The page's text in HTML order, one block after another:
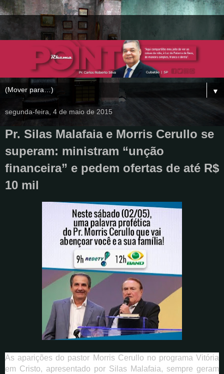
▼
segunda-feira, 4 de maio de 2015
Pr. Silas Malafaia e Morris Cerullo se
superam: ministram “unção
financeira” e pedem ofertas de até R$
10 mil
As aparições do pastor Morris Cerullo no programa Vitória
em Cristo, apresentado por Silas Malafaia, sempre geram